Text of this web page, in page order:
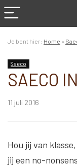
Je bent hier: Home »
Saeco
SAECO
11 juli 2016
Hou jij van
jij een no-